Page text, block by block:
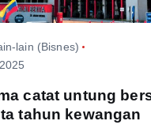
lain (Bisnes)
catat untung
tahun kewangan